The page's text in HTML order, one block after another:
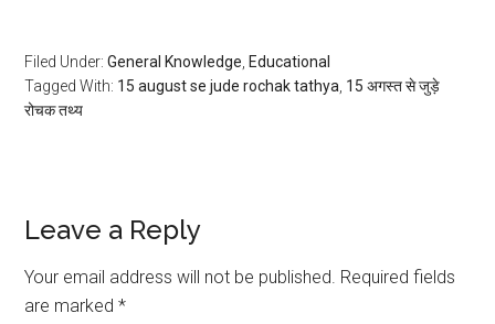
Filed Under:General Knowledge Educational
Tagged With: 15 august se jude rochak tathya 15 अगस्त से जुड़े
रोचक तथ्य
Leave a Reply
Your email address will not be published. Required fields
are marked*